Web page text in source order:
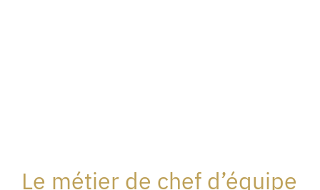
Le métier de chef d’équipe